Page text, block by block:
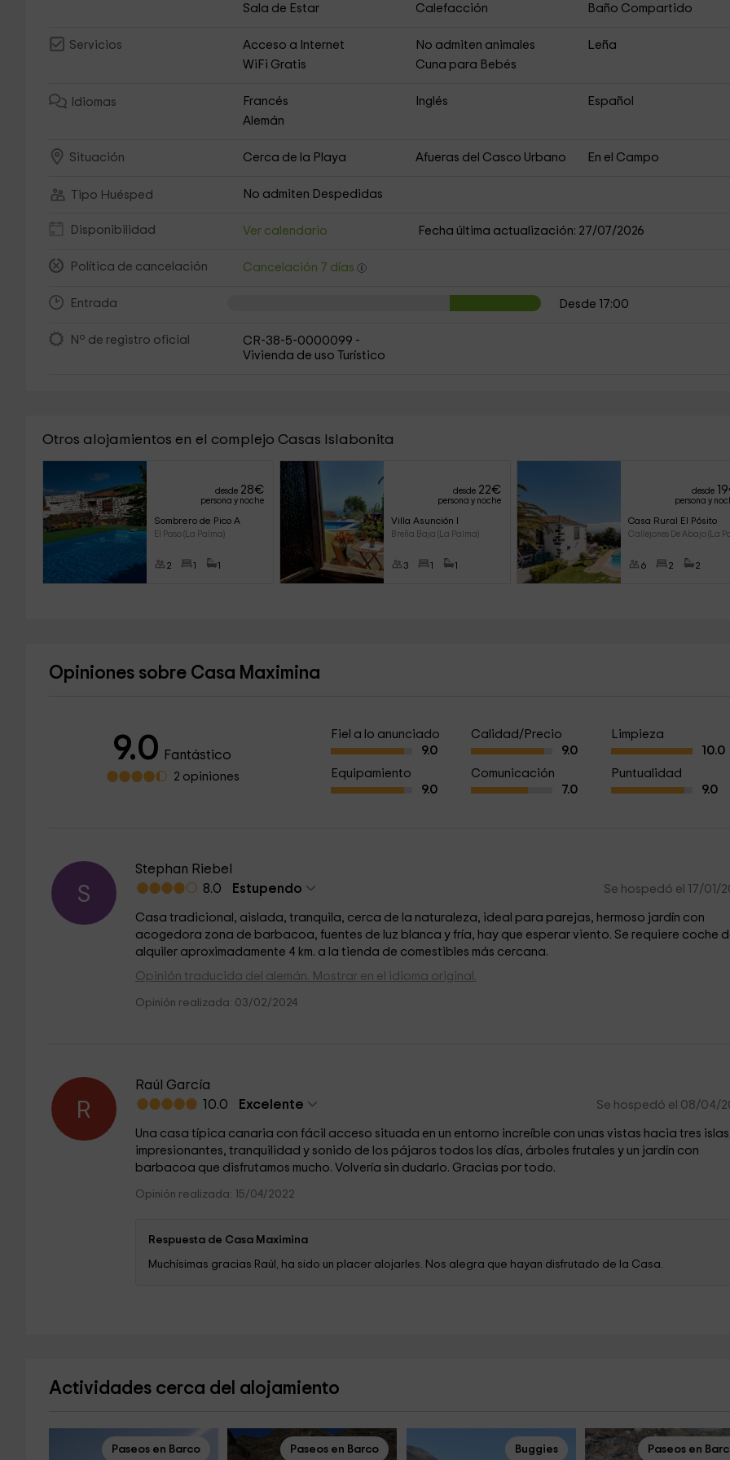
Sala de Estar
Calefacción Baño Compartido
Servicios Acceso a Internet No admiten animales
Leña
WiFi Gratis
Cuna para Bebés
Idiomas Francés Inglés
Español
Alemán
Situación Cerca de la Playa Afueras del Casco Urbano En el Campo
Tipo Huésped No admiten Despedidas
Disponibilidad Ver calendario Fecha última actualización: 27/07/2026
Política de cancelación Cancelación 7 días
Entrada Desde 17:00
Nº de registro oficial
CR-38-5-0000099 -
Vivienda de uso Turístico
Otros alojamientos en el complejo Casas Islabonita
desde 28€
persona y noche
Sombrero de Pico A
El Paso (La Palma)
2 1 1
desde 22€
persona y noche
Villa Asunción I
Breña Baja (La Palma)
3 1 1
desde 19
persona y
Casa Rural El Pósito
Callejones De Abajo (La
6 2 2
Opiniones sobre Casa Maximina
9.0 Fantástico
2 opiniones
Fiel a lo anunciado
9.0
Calidad/Precio
9.0
Limpieza
10.0
Equipamiento
9.0
Comunicación
7.0
Puntualidad
9.0
S
Stephan Riebel
Se hospedó el 17/01/
8.0 Estupendo
Casa tradicional, aislada, tranquila, cerca de la naturaleza, ideal para parejas, hermoso jardín con
acogedora zona de barbacoa, fuentes de luz blanca y fría, hay que esperar viento. Se requiere coche
alquiler aproximadamente 4 km. a la tienda de comestibles más cercana.
Opinión traducida del alemán. Mostrar en el idioma original.
Opinión realizada: 03/02/2024
R
Raúl García
Se hospedó el 08/04/
10.0 Excelente
Una casa típica canaria con fácil acceso situada en un entorno increíble con unas vistas hacia tres islas
impresionantes, tranquilidad y sonido de los pájaros todos los días, árboles frutales y un jardín con
barbacoa que disfrutamos mucho. Volvería sin dudarlo. Gracias por todo.
Opinión realizada: 15/04/2022
Respuesta de Casa Maximina
Muchísimas gracias Raúl, ha sido un placer alojarles. Nos alegra que hayan disfrutado de la Casa.
Actividades cerca del alojamiento
Paseos en Barco Paseos en Barco Buggies Paseos en